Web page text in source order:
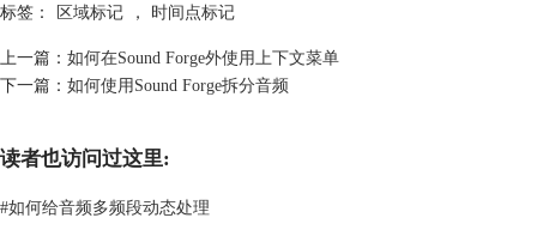
图2：标记工具
如下图所示，用户每标记一个时间点，Sound Forge就会给予该标记点一
表来对这些数字编号进行重命名。
标签： 区域标记 ， 时间点标记
上一篇： 如何在Sound Forge外使用上下文菜单
下一篇： 如何使用Sound Forge拆分音频
读者也访问过这里:
#如何给音频多频段动态处理